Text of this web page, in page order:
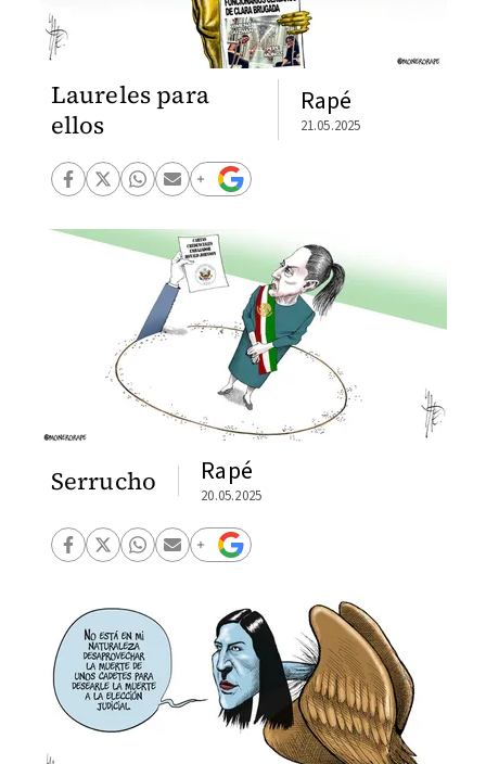
Laureles para
ellos
Rapé
21.05.2025
Serrucho Rapé
20.05.2025